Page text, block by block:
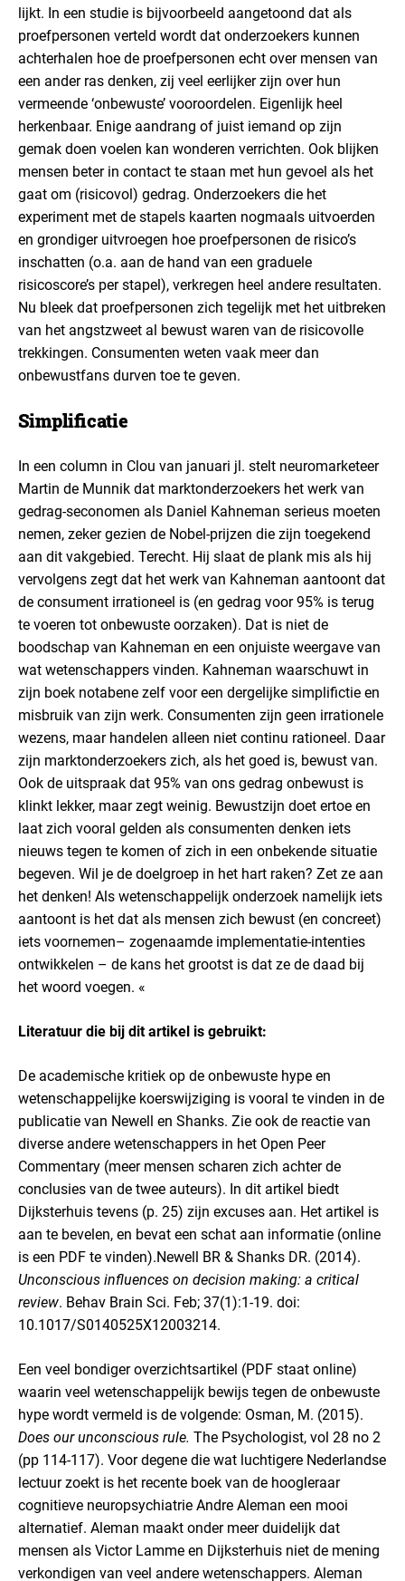
lijkt. In een studie is bijvoorbeeld aangetoond dat als
proefpersonen verteld wordt dat onderzoekers kunnen
achterhalen hoe de proefpersonen echt over mensen van
een ander ras denken, zij veel eerlijker zijn over hun
vermeende ‘onbewuste’ vooroordelen. Eigenlijk heel
herkenbaar. Enige aandrang of juist iemand op zijn
gemak doen voelen kan wonderen verrichten. Ook blijken
mensen beter in contact te staan met hun gevoel als het
gaat om (risicovol) gedrag. Onderzoekers die het
experiment met de stapels kaarten nogmaals uitvoerden
en grondiger uitvroegen hoe proefpersonen de risico’s
inschatten (o.a. aan de hand van een graduele
risicoscore’s per stapel), verkregen heel andere resultaten.
Nu bleek dat proefpersonen zich tegelijk met het uitbreken
van het angstzweet al bewust waren van de risicovolle
trekkingen. Consumenten weten vaak meer dan
onbewustfans durven toe te geven.
Simplificatie
In een column in Clou van januari jl. stelt neuromarketeer
Martin de Munnik dat marktonderzoekers het werk van
gedrag-seconomen als Daniel Kahneman serieus moeten
nemen, zeker gezien de Nobel-prijzen die zijn toegekend
aan dit vakgebied. Terecht. Hij slaat de plank mis als hij
vervolgens zegt dat het werk van Kahneman aantoont dat
de consument irrationeel is (en gedrag voor 95% is terug
te voeren tot onbewuste oorzaken). Dat is niet de
boodschap van Kahneman en een onjuiste weergave van
wat wetenschappers vinden. Kahneman waarschuwt in
zijn boek notabene zelf voor een dergelijke simplifictie en
misbruik van zijn werk. Consumenten zijn geen irrationele
wezens, maar handelen alleen niet continu rationeel. Daar
zijn marktonderzoekers zich, als het goed is, bewust van.
Ook de uitspraak dat 95% van ons gedrag onbewust is
klinkt lekker, maar zegt weinig. Bewustzijn doet ertoe en
laat zich vooral gelden als consumenten denken iets
nieuws tegen te komen of zich in een onbekende situatie
begeven. Wil je de doelgroep in het hart raken? Zet ze aan
het denken! Als wetenschappelijk onderzoek namelijk iets
aantoont is het dat als mensen zich bewust (en concreet)
iets voornemen– zogenaamde implementatie-intenties
ontwikkelen – de kans het grootst is dat ze de daad bij
het woord voegen. «
Literatuur die bij dit artikel is gebruikt:
De academische kritiek op de onbewuste hype en
wetenschappelijke koerswijziging is vooral te vinden in de
publicatie van Newell en Shanks. Zie ook de reactie van
diverse andere wetenschappers in het Open Peer
Commentary (meer mensen scharen zich achter de
conclusies van de twee auteurs). In dit artikel biedt
Dijksterhuis tevens (p. 25) zijn excuses aan. Het artikel is
aan te bevelen, en bevat een schat aan informatie (online
is een PDF te vinden).Newell BR & Shanks DR. (2014).
Unconscious influences on decision making: a critical
review. Behav Brain Sci. Feb; 37(1):1-19. doi:
10.1017/S0140525X12003214.
Een veel bondiger overzichtsartikel (PDF staat online)
waarin veel wetenschappelijk bewijs tegen de onbewuste
hype wordt vermeld is de volgende: Osman, M. (2015).
Does our unconscious rule. The Psychologist, vol 28 no 2
(pp 114-117). Voor degene die wat luchtigere Nederlandse
lectuur zoekt is het recente boek van de hoogleraar
cognitieve neuropsychiatrie Andre Aleman een mooi
alternatief. Aleman maakt onder meer duidelijk dat
mensen als Victor Lamme en Dijksterhuis niet de mening
verkondigen van veel andere wetenschappers. Aleman